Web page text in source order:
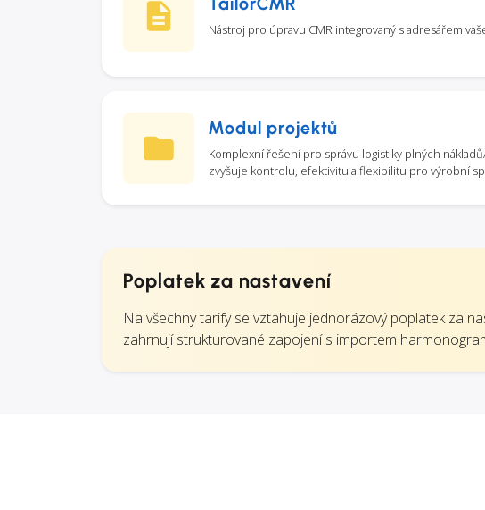
Nástroj pro úpravu CMR integrovaný s adresářem
Modul projektů
Komplexní řešení pro správu logistiky plných
zvyšuje kontrolu, efektivitu a flexibilitu pro výrobní
Poplatek za nastavení
Na všechny tarify se vztahuje jednorázový poplatek za
zahrnují strukturované zapojení s importem